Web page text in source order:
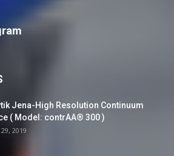
Jena-High Resolution Continuum
( Model: contrAA® 300 )
2019